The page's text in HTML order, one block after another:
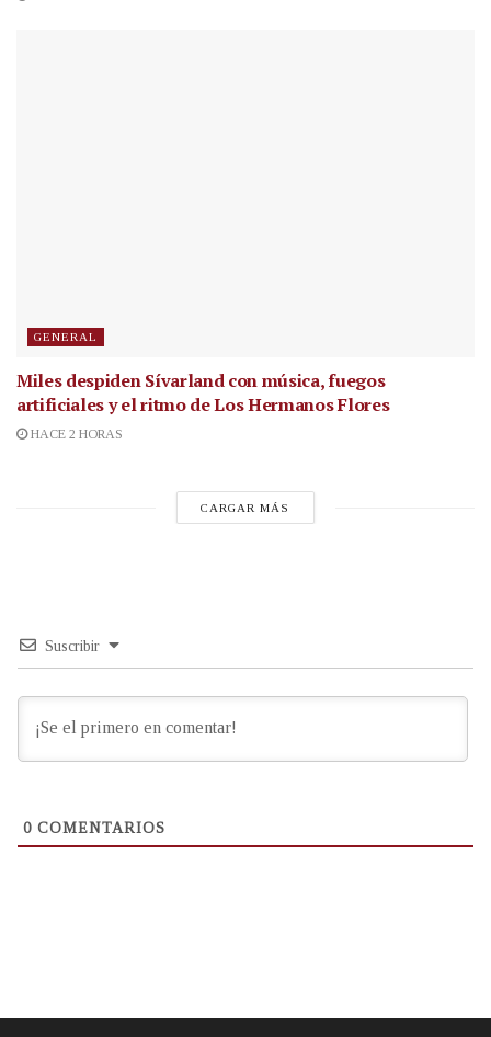
GENERAL
Miles despiden Sívarland con música, fuegos
artificiales y el ritmo de Los Hermanos Flores
HACE 2 HORAS
CARGAR MÁS
Suscribir
0 COMENTARIOS